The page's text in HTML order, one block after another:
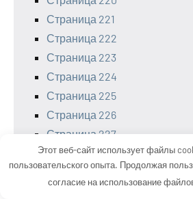
Страница 221
Страница 222
Страница 223
Страница 224
Страница 225
Страница 226
Страница 227
Страница 228
Страница 229
Этот веб-сайт использует файлы
пользовательского опыта. Продолжая
согласие на использование